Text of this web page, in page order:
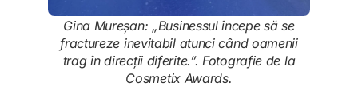
Gina Mureșan: „Businessul începe să se
fractureze inevitabil atunci când oamenii
trag în direcții diferite.”. Fotografie de la
Cosmetix Awards.